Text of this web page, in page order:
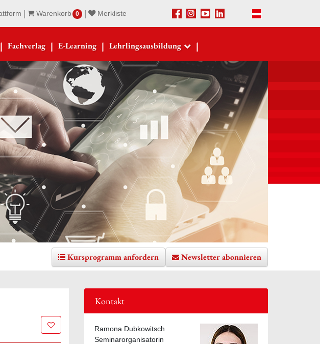
| Warenkorb 0 | Merkliste Facebook
Instagram
YoutubeLinkedIn Deutsch
| Fachverlag | E-Learning | Lehrlingsausbildung |
Kursprogramm anfordern Newsletter abonnieren
Zur Merkliste hinzufügen
Kontakt
Ramona Dubkowitsch
Seminarorganisatorin